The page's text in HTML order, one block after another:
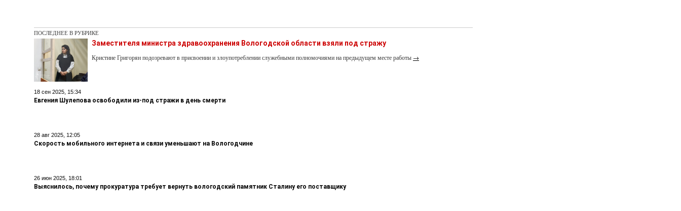
ПОСЛЕДНЕЕ В РУБРИКЕ
Заместителя министра здравоохранения Вологодской области взяли под стражу
Кристине Григорян подозревают в присвоении и злоупотреблении служебными полномочиями на предыдущем месте работы →
18 сен 2025, 15:34
Евгения Шулепова освободили из-под стражи в день смерти
28 авг 2025, 12:05
Скорость мобильного интернета и связи уменьшают на Вологодчине
26 июн 2025, 18:01
Выяснилось, почему прокуратура требует вернуть вологодский памятник Сталину его поставщику